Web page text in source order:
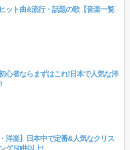
ット曲&流行・話題の歌【音楽一覧
心者ならまずはこれ!日本で人気な洋
・洋楽】日本中で定番&人気なクリス
グ 50曲以上!